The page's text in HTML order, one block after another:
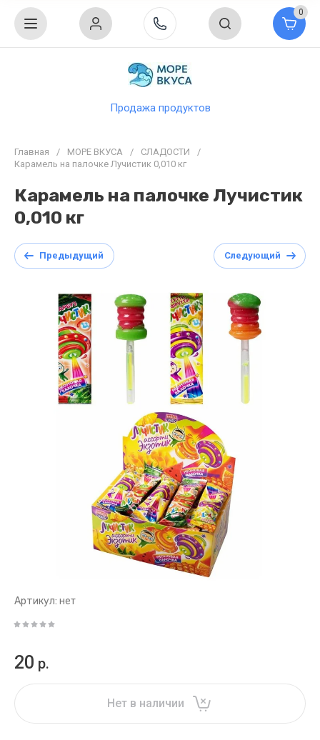
Продажа продуктов
0
Главная / МОРЕ ВКУСА / СЛАДОСТИ
/
Карамель на палочке Лучистик 0,010 кг
Карамель на палочке Лучистик
0,010 кг
Предыдущий Следующий
Артикул: нет
20 р.
Нет в наличии